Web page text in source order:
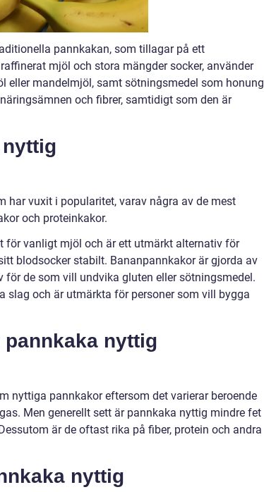
pannkakan, som tillagar på ett
mjöl och stora mängder socker, använder
mandelmjöl, samt sötningsmedel som honung
och fibrer, samtidigt som den är
har vuxit i popularitet, varav några av de mest
och proteinkakor.
för vanligt mjöl och är ett utmärkt alternativ för
blodsocker stabilt. Bananpannkakor är gjorda av
de som vill undvika gluten eller sötningsmedel.
slag och är utmärkta för personer som vill bygga
nyttig
nyttiga pannkakor eftersom det varierar beroende
Men generellt sett är pannkaka nyttig mindre fet
är de oftast rika på fiber, protein och andra
nyttig